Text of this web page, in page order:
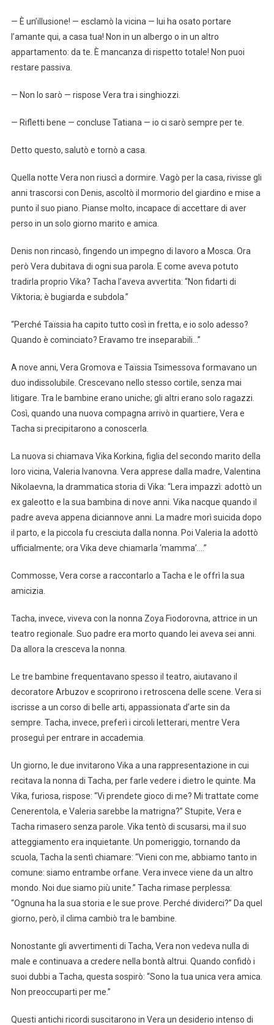
— È un’illusione! — esclamò la vicina — lui ha osato portare
l’amante qui, a casa tua! Non in un albergo o in un altro
appartamento: da te. È mancanza di rispetto totale! Non puoi
restare passiva.
— Non lo sarò — rispose Vera tra i singhiozzi.
— Rifletti bene — concluse Tatiana — io ci sarò sempre per te.
Detto questo, salutò e tornò a casa.
Quella notte Vera non riuscì a dormire. Vagò per la casa, rivisse gli
anni trascorsi con Denis, ascoltò il mormorio del giardino e mise a
punto il suo piano. Pianse molto, incapace di accettare di aver
perso in un solo giorno marito e amica.
Denis non rincasò, fingendo un impegno di lavoro a Mosca. Ora
però Vera dubitava di ogni sua parola. E come aveva potuto
tradirla proprio Vika? Tacha l’aveva avvertita: “Non fidarti di
Viktoria; è bugiarda e subdola.”
“Perché Taïssia ha capito tutto così in fretta, e io solo adesso?
Quando è cominciato? Eravamo tre inseparabili…”
A nove anni, Vera Gromova e Taïssia Tsimessova formavano un
duo indissolubile. Crescevano nello stesso cortile, senza mai
litigare. Tra le bambine erano uniche; gli altri erano solo ragazzi.
Così, quando una nuova compagna arrivò in quartiere, Vera e
Tacha si precipitarono a conoscerla.
La nuova si chiamava Vika Korkina, figlia del secondo marito della
loro vicina, Valeria Ivanovna. Vera apprese dalla madre, Valentina
Nikolaevna, la drammatica storia di Vika: “Lera impazzì: adottò un
ex galeotto e la sua bambina di nove anni. Vika nacque quando il
padre aveva appena diciannove anni. La madre morì suicida dopo
il parto, e la piccola fu cresciuta dalla nonna. Poi Valeria la adottò
ufficialmente; ora Vika deve chiamarla ‘mamma’….”
Commosse, Vera corse a raccontarlo a Tacha e le offrì la sua
amicizia.
Tacha, invece, viveva con la nonna Zoya Fiodorovna, attrice in un
teatro regionale. Suo padre era morto quando lei aveva sei anni.
Da allora la cresceva la nonna.
Le tre bambine frequentavano spesso il teatro, aiutavano il
decoratore Arbuzov e scoprirono i retroscena delle scene. Vera si
iscrisse a un corso di belle arti, appassionata d’arte sin da
sempre. Tacha, invece, preferì i circoli letterari, mentre Vera
proseguì per entrare in accademia.
Un giorno, le due invitarono Vika a una rappresentazione in cui
recitava la nonna di Tacha, per farle vedere i dietro le quinte. Ma
Vika, furiosa, rispose: “Vi prendete gioco di me? Mi trattate come
Cenerentola, e Valeria sarebbe la matrigna?” Stupite, Vera e
Tacha rimasero senza parole. Vika tentò di scusarsi, ma il suo
atteggiamento era inquietante. Un pomeriggio, tornando da
scuola, Tacha la sentì chiamare: “Vieni con me, abbiamo tanto in
comune: siamo entrambe orfane. Vera invece viene da un altro
mondo. Noi due siamo più unite.” Tacha rimase perplessa:
“Ognuna ha la sua storia e le sue prove. Perché dividerci?” Da quel
giorno, però, il clima cambiò tra le bambine.
Nonostante gli avvertimenti di Tacha, Vera non vedeva nulla di
male e continuava a credere nella bontà altrui. Quando confidò i
suoi dubbi a Tacha, questa sospirò: “Sono la tua unica vera amica.
Non preoccuparti per me.”
Questi antichi ricordi suscitarono in Vera un desiderio intenso di